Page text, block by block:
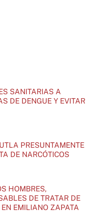
SANITARIAS A
DE DENGUE Y EVITAR
PRESUNTAMENTE
DE NARCÓTICOS
HOMBRES,
DE TRATAR DE
EMILIANO ZAPATA